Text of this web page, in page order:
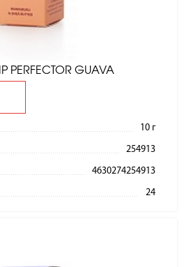
PERFECTOR GUAVA
10 г
254913
4630274254913
24